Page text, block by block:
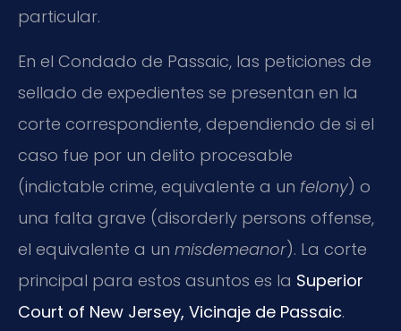
particular.
En el Condado de Passaic, las peticiones de
sellado de expedientes se presentan en la
corte correspondiente, dependiendo de si el
caso fue por un delito procesable
(indictable crime, equivalente a un felony) o
una falta grave (disorderly persons offense,
el equivalente a un misdemeanor). La corte
principal para estos asuntos es la Superior
Court of New Jersey, Vicinaje de Passaic.